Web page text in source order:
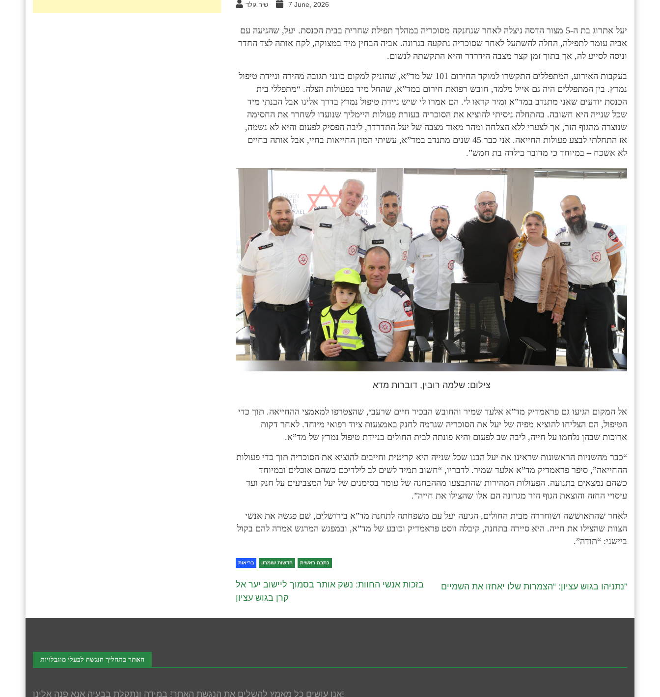
שיר גולד 7 June, 2026
יעל אתרוג בת ה-5 מצור הדסה ניצלה לאחר שנחנקה מסוכריה במהלך תפילת שחרית בבית הכנסת. יעל, שהגיעה עם
אביה עומר לתפילה, החלה להשתעל לאחר שסוכריה נתקעה בגרונה. אביה הבחין מיד במצוקה, לקח אותה לצד החדר
וניסה לסייע לה, אך בתוך זמן קצר מצבה הידרדר והיא התקשתה לנשום.
בעקבות האירוע, המתפללים התקשרו למוקד החירום 101 של מד”א, שהזניק למקום כונני תגובה מהירה וניידת טיפול
נמרץ. בין המתפללים היה גם אייל מלמד, חובש רפואת חירום במד”א, שהחל מיד בפעולות הצלה. “מתפללי בית
הכנסת יודעים שאני מתנדב במד”א ומיד קראו לי. הם אמרו לי שיש ניידת טיפול נמרץ בדרך אלינו אבל הבנתי מיד
שכל שנייה היא חשובה. בהתחלה ניסיתי להוציא את הסוכריה בעזרת פעולות היימליך שנועדו לשחרר את החסימה
שנוצרה מהגוף הזר, אך לצערי ללא הצלחה ומהר מאוד מצבה של יעל התדרדר, ליבה הפסיק לפעום והיא לא נשמה,
אז התחלתי לבצע פעולות החייאה. אני כבר 45 שנים מתנדב במד”א, עשיתי המון החייאות בחיי, אבל אותה בחיים
לא אשכח – במיוחד כי מדובר בילדה בת חמש”.
צילום: שלמה רובין, דוברות מדא
אל המקום הגיעו גם פראמדיק מד”א אלעד שמיר והחובש הבכיר חיים שרעבי, שהצטרפו למאמצי ההחייאה. תוך כדי
הטיפול, הם הצליחו להוציא מפיה של יעל את הסוכריה שגרמה לחנק באמצעות ציוד רפואי מיוחד. לאחר דקות
ארוכות שבהן נלחמו על חייה, ליבה שב לפעום והיא פונתה לבית החולים בניידת טיפול נמרץ של מד”א.
“כבר מהשניות הראשונות שראינו את יעל הבנו שכל שנייה היא קריטית וחייבים להוציא את הסוכריה תוך כדי פעולות
ההחייאה”, סיפר פראמדיק מד”א אלעד שמיר. לדבריו, “חשוב תמיד לשים לב לילדיכם כשהם אוכלים ובמיוחד
כשהם נמצאים בתנועה. הפעולות המהירות שהתבצעו מההבחנה של עומר בסימנים של יעל המצביעים על חנק ועד
עיסויי החזה והוצאת הגוף הזר מגרונה הם אלו שהצילו את חייה”.
לאחר שהתאוששה ושוחררה מבית החולים, הגיעה יעל עם משפחתה לתחנת מד”א בירושלים, שם פגשה את אנשי
הצוות שהצילו את חייה. היא סיירה בתחנה, קיבלה ווסט פראמדיק וכובע של מד”א, ובמפגש המרגש אמרה להם בקול
ביישני: “תודה”.
בריאות חדשות שומרון כתבה ראשית
בזכות אנשי החוות: נשק אותר בסמוך ליישוב יער אל
קרן בגוש עציון
נתניהו בגוש עציון: “הצמרות שלו יאחזו את השמיים”
האתר בתהליך הנגשה לבעלי מוגבלויות
אנו עושים כל מאמץ להשלים את הנגשת האתר! במידה ונתקלת בבעיה אנא פנה אלינו!